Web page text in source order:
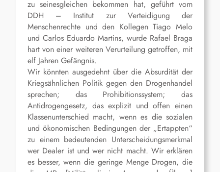
zu seinesgleichen bekommen hat, geführt vom
DDH – Institut zur Verteidigung der
Menschenrechte und den Kollegen Tiago Melo
und Carlos Eduardo Martins, wurde Rafael Braga
hart von einer weiteren Verurteilung getroffen, mit
elf Jahren Gefängnis.
Wir könnten ausgedehnt über die Absurdität der
Kriegsähnlichen Politik gegen den Drogenhandel
sprechen; das Prohibitionssystem; das
Antidrogengesetz, das explizit und offen einen
Klassenunterschied macht, wenn es die sozialen
und ökonomischen Bedingungen der „Ertappten“
zu einem bedeutenden Unterscheidungsmerkmal
wer Dealer ist und wer nicht macht. Wir erklären
es besser, wenn die geringe Menge Drogen, die